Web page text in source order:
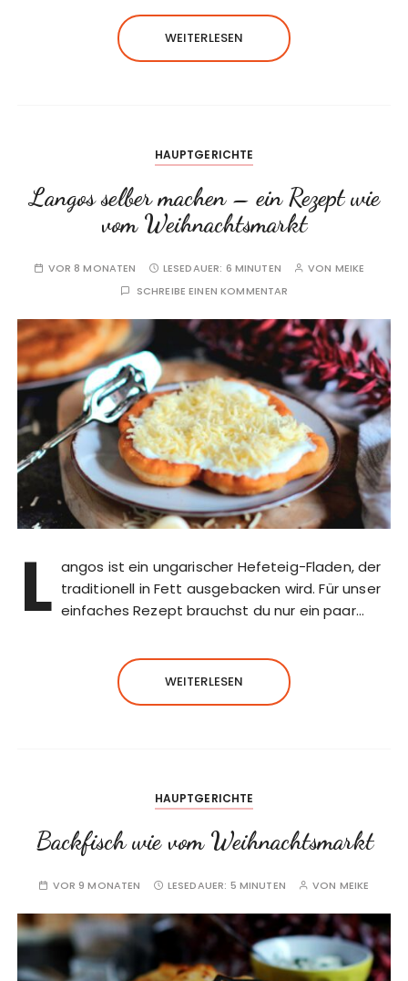
WEITERLESEN
HAUPTGERICHTE
Langos selber machen – ein Rezept wie
vom Weihnachtsmarkt
VOR 8 MONATEN LESEDAUER: 6 MINUTEN VON MEIKE
SCHREIBE EINEN KOMMENTAR
L angos ist ein ungarischer Hefeteig-Fladen, der
traditionell in Fett ausgebacken wird. Für unser
einfaches Rezept brauchst du nur ein paar…
WEITERLESEN
HAUPTGERICHTE
Backfisch wie vom Weihnachtsmarkt
VOR 9 MONATEN LESEDAUER: 5 MINUTEN VON MEIKE